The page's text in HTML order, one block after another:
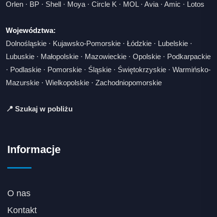
Orlen · BP · Shell · Moya · Circle K · MOL· Avia · Amic · Lotos
Województwa:
Dolnośląskie · Kujawsko-Pomorskie · Łódzkie · Lubelskie ·
Lubuskie · Małopolskie · Mazowieckie · Opolskie · Podkarpackie
· Podlaskie · Pomorskie · Śląskie · Świętokrzyskie · Warmińsko-
Mazurskie · Wielkopolskie · Zachodniopomorskie
📍 Szukaj w pobliżu
Informacje
O nas
Kontakt